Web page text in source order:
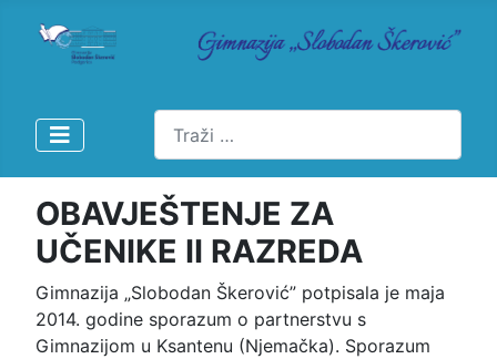
Pretraži
OBAVJEŠTENJE ZA
UČENIKE II RAZREDA
Gimnazija „Slobodan Škerović” potpisala je maja
2014. godine sporazum o partnerstvu s
Gimnazijom u Ksantenu (Njemačka). Sporazum